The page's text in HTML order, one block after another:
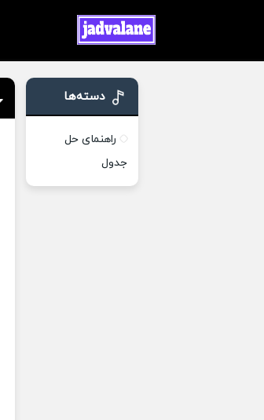
دسته‌ها
راهنمای حل
جدول